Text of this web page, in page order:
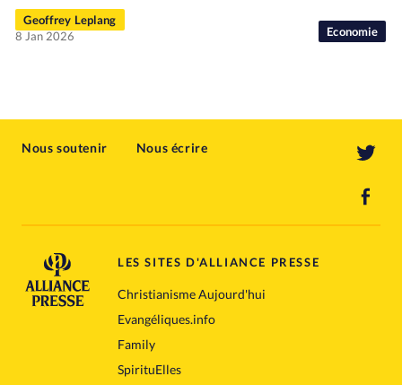
Economie
Geoffrey Leplang
8 Jan 2026
Nous soutenir Nous écrire
LES SITES D'ALLIANCE PRESSE
Christianisme Aujourd'hui
Evangéliques.info
Family
SpirituElles